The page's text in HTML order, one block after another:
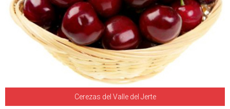
Cerezas del Valle del Jerte